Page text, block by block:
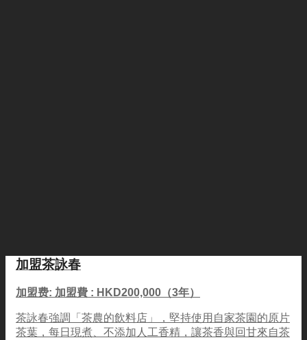
加盟茶詠春
加盟费: 加盟費 : HKD200,000（3年）
茶詠春強調「茶農的飲料店」，堅持使用自家茶園的原片
茶葉，每日現煮、不添加人工香精，讓茶香與回甘來自茶